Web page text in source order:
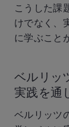
こうした課
けでなく、
に学ぶこと
ベルリッ
実践を通
ベルリッツ